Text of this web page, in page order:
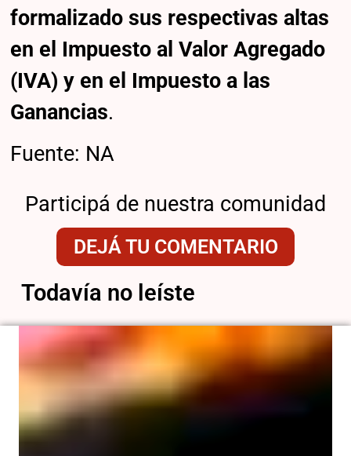
formalizado sus respectivas altas
en el Impuesto al Valor Agregado
(IVA) y en el Impuesto a las
Ganancias.
Fuente: NA
Participá de nuestra comunidad
DEJÁ TU COMENTARIO
Todavía no leíste